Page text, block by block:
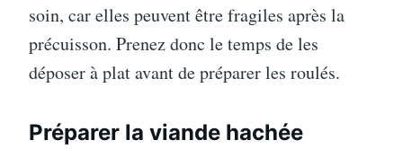
soin, car elles peuvent être fragiles après la
précuisson. Prenez donc le temps de les
déposer à plat avant de préparer les roulés.
Préparer la viande hachée